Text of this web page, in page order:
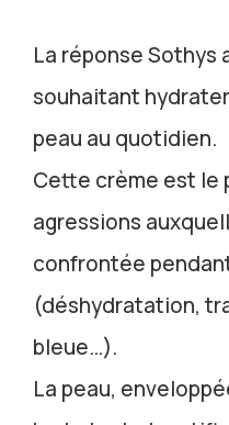
La réponse Sothys
souhaitant
peau au quotidien.
Cette crème est le
agressions
confrontée
(déshydratation,
bleue…).
La peau,